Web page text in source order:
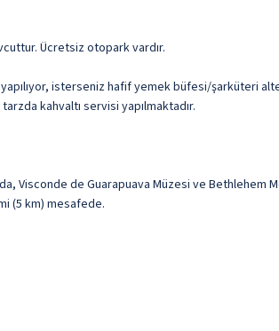
Ücretsiz otopark vardır.
isterseniz hafif yemek büfesi/şarküteri
kahvaltı servisi yapılmaktadır.
Visconde de Guarapuava Müzesi ve
(5 km) mesafede.